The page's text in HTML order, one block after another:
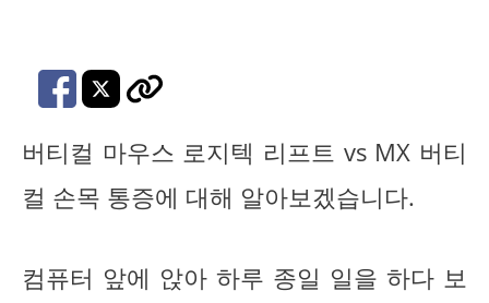
버티컬 마우스 로지텍 리프트 vs MX 버티
컬 손목 통증에 대해 알아보겠습니다.
컴퓨터 앞에 앉아 하루 종일 일을 하다 보